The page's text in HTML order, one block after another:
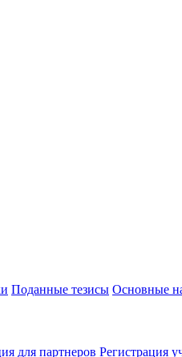
Поданные тезисы Основные
для партнеров Регистрация